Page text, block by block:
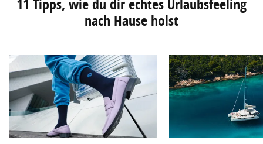
11 Tipps, wie du dir echtes Urlaubsfeeling
nach Hause holst